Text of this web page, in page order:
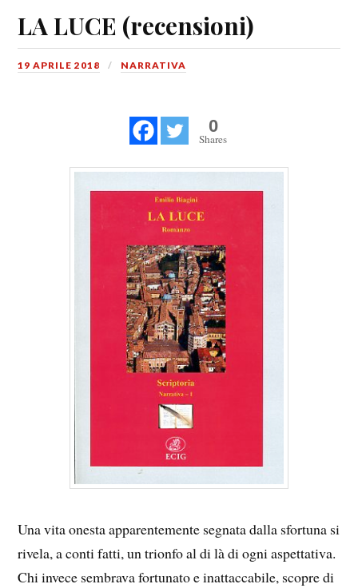
LA LUCE (recensioni)
19 APRILE 2018 NARRATIVA
0
Shares
Una vita onesta apparentemente segnata dalla sfortuna si
rivela, a conti fatti, un trionfo al di là di ogni aspettativa.
Chi invece sembrava fortunato e inattaccabile, scopre di